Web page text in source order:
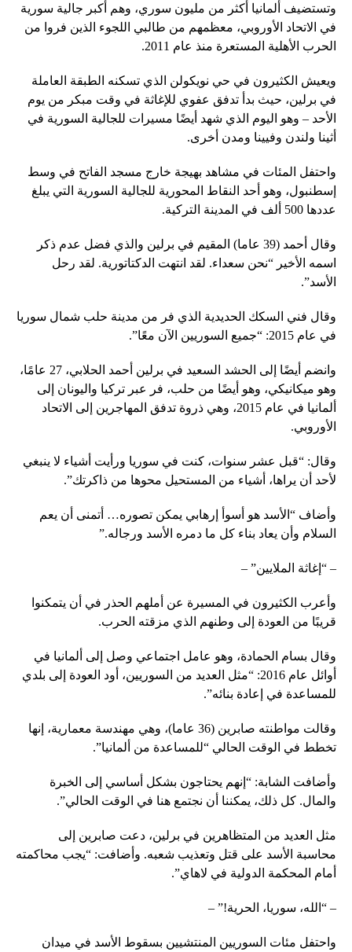
وتستضيف ألمانيا أكثر من مليون سوري، وهم أكبر جالية سورية
في الاتحاد الأوروبي، معظمهم من طالبي اللجوء الذين فروا من
الحرب الأهلية المستعرة منذ عام 2011.
ويعيش الكثيرون في حي نويكولن الذي تسكنه الطبقة العاملة
في برلين، حيث بدأ تدفق عفوي للإغاثة في وقت مبكر من يوم
الأحد – وهو اليوم الذي شهد أيضًا مسيرات للجالية السورية في
أثينا ولندن وفيينا ومدن أخرى.
واحتفل المئات في مشاهد بهيجة خارج مسجد الفاتح في وسط
إسطنبول، وهو أحد النقاط المحورية للجالية السورية التي يبلغ
عددها 500 ألف في المدينة التركية.
وقال أحمد (39 عاما) المقيم في برلين والذي فضل عدم ذكر
اسمه الأخير “نحن سعداء. لقد انتهت الدكتاتورية. لقد رحل
الأسد”.
وقال فني السكك الحديدية الذي فر من مدينة حلب شمال سوريا
في عام 2015: “جميع السوريين الآن معًا”.
وانضم أيضًا إلى الحشد السعيد في برلين أحمد الحلابي، 27 عامًا،
وهو ميكانيكي، وهو أيضًا من حلب، فر عبر تركيا واليونان إلى
ألمانيا في عام 2015، وهي ذروة تدفق المهاجرين إلى الاتحاد
الأوروبي.
وقال: “قبل عشر سنوات، كنت في سوريا ورأيت أشياء لا ينبغي
لأحد أن يراها، أشياء من المستحيل محوها من ذاكرتك”.
وأضاف “الأسد هو أسوأ إرهابي يمكن تصوره… أتمنى أن يعم
السلام وأن يعاد بناء كل ما دمره الأسد ورجاله.”
– “إغاثة الملايين” –
وأعرب الكثيرون في المسيرة عن أملهم الحذر في أن يتمكنوا
قريبًا من العودة إلى وطنهم الذي مزقته الحرب.
وقال بسام الحمادة، وهو عامل اجتماعي وصل إلى ألمانيا في
أوائل عام 2016: “مثل العديد من السوريين، أود العودة إلى بلدي
للمساعدة في إعادة بنائه”.
وقالت مواطنته صابرين (36 عاما)، وهي مهندسة معمارية، إنها
تخطط في الوقت الحالي “للمساعدة من ألمانيا”.
وأضافت الشابة: “إنهم يحتاجون بشكل أساسي إلى الخبرة
والمال. كل ذلك، يمكننا أن نجتمع هنا في الوقت الحالي”.
مثل العديد من المتظاهرين في برلين، دعت صابرين إلى
محاسبة الأسد على قتل وتعذيب شعبه. وأضافت: “يجب محاكمته
أمام المحكمة الدولية في لاهاي”.
– “الله، سوريا، الحرية!” –
واحتفل مئات السوريين المنتشيين بسقوط الأسد في ميدان